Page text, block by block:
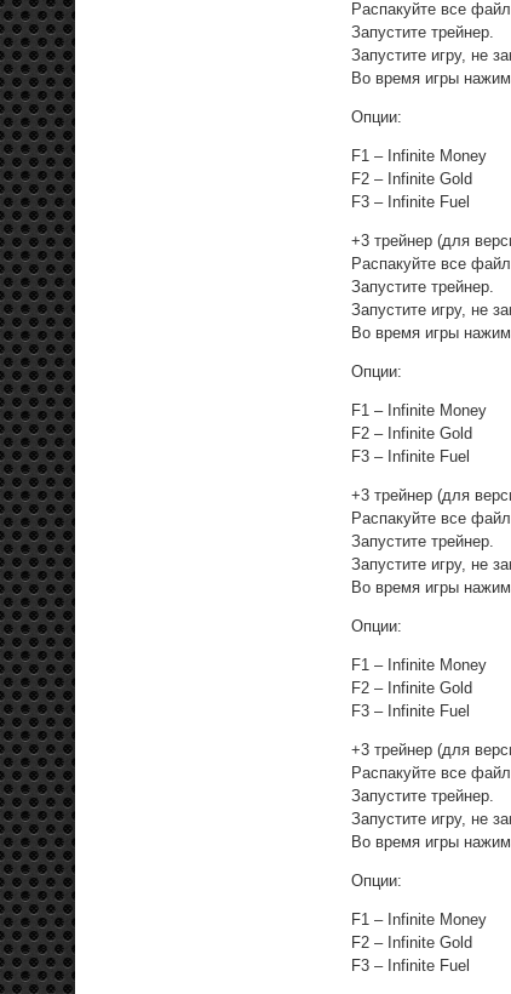
Распакуйте все
Запустите трейнер.
Запустите игру, не
Во время игры
Опции:
F1 – Infinite Money
F2 – Infinite Gold
F3 – Infinite Fuel
+3 трейнер (для
Распакуйте все
Запустите трейнер.
Запустите игру, не
Во время игры
Опции:
F1 – Infinite Money
F2 – Infinite Gold
F3 – Infinite Fuel
+3 трейнер (для
Распакуйте все
Запустите трейнер.
Запустите игру, не
Во время игры
Опции:
F1 – Infinite Money
F2 – Infinite Gold
F3 – Infinite Fuel
+3 трейнер (для
Распакуйте все
Запустите трейнер.
Запустите игру, не
Во время игры
Опции:
F1 – Infinite Money
F2 – Infinite Gold
F3 – Infinite Fuel